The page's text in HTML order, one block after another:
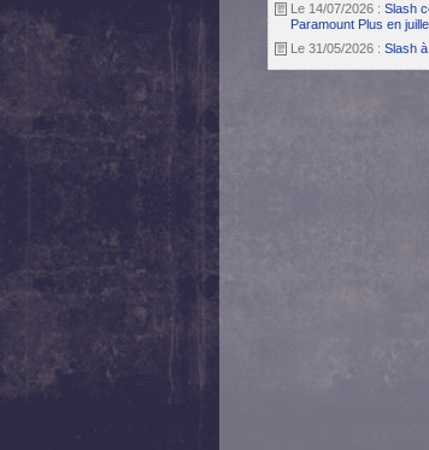
Le 14/07/2026 : Slash
Paramount Plus en
Le 31/05/2026 : Slash